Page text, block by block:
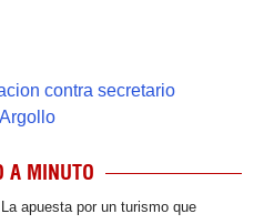
contra secretario
A MINUTO
apuesta por un turismo que